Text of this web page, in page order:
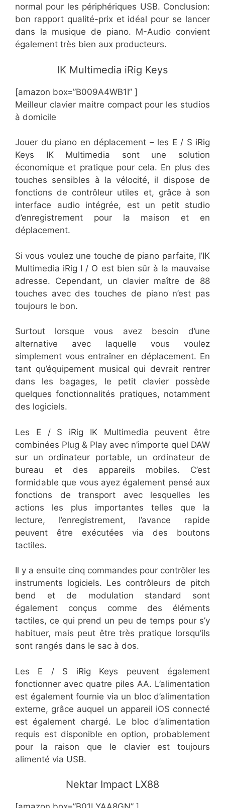
normal pour les périphériques USB. Conclusion:
bon rapport qualité-prix et idéal pour se lancer
dans la musique de piano. M-Audio convient
également très bien aux producteurs.
​​IK Multimedia iRig Keys
[amazon box=”​​B009A4WB1I” ]
Meilleur clavier maitre compact pour les studios
à domicile
Jouer du piano en déplacement – les E / S iRig
Keys IK Multimedia sont une solution
économique et pratique pour cela. En plus des
touches sensibles à la vélocité, il dispose de
fonctions de contrôleur utiles et, grâce à son
interface audio intégrée, est un petit studio
d’enregistrement pour la maison et en
déplacement.
Si vous voulez une touche de piano parfaite, l’IK
Multimedia iRig I / O est bien sûr à la mauvaise
adresse. Cependant, un clavier maître de 88
touches avec des touches de piano n’est pas
toujours le bon.
Surtout lorsque vous avez besoin d’une
alternative avec laquelle vous voulez
simplement vous entraîner en déplacement. En
tant qu’équipement musical qui devrait rentrer
dans les bagages, le petit clavier possède
quelques fonctionnalités pratiques, notamment
des logiciels.
Les E / S iRig IK Multimedia peuvent être
combinées Plug & Play avec n’importe quel DAW
sur un ordinateur portable, un ordinateur de
bureau et des appareils mobiles. C’est
formidable que vous ayez également pensé aux
fonctions de transport avec lesquelles les
actions les plus importantes telles que la
lecture, l’enregistrement, l’avance rapide
peuvent être exécutées via des boutons
tactiles.
Il y a ensuite cinq commandes pour contrôler les
instruments logiciels. Les contrôleurs de pitch
bend et de modulation standard sont
également conçus comme des éléments
tactiles, ce qui prend un peu de temps pour s’y
habituer, mais peut être très pratique lorsqu’ils
sont rangés dans le sac à dos.
Les E / S iRig Keys peuvent également
fonctionner avec quatre piles AA. L’alimentation
est également fournie via un bloc d’alimentation
externe, grâce auquel un appareil iOS connecté
est également chargé. Le bloc d’alimentation
requis est disponible en option, probablement
pour la raison que le clavier est toujours
alimenté via USB.
​Nektar Impact LX88